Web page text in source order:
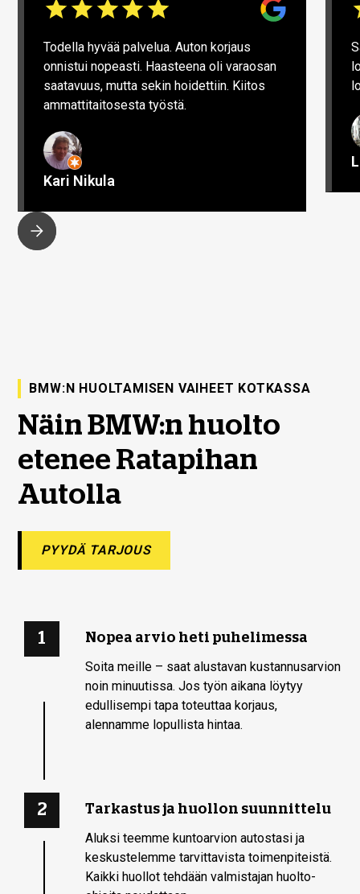
Todella hyvää palvelua. Auton korjaus
onnistui nopeasti. Haasteena oli varaosan
saatavuus, mutta sekin hoidettiin. Kiitos
ammattitaitosesta työstä.
Kari Nikula
BMW:N HUOLTAMISEN VAIHEET KOTKASSA
Näin BMW:n huolto
etenee Ratapihan
Autolla
PYYDÄ TARJOUS
1 Nopea arvio heti puhelimessa
Soita meille – saat alustavan kustannusarvion
noin minuutissa. Jos työn aikana löytyy
edullisempi tapa toteuttaa korjaus,
alennamme lopullista hintaa.
2 Tarkastus ja huollon suunnittelu
Aluksi teemme kuntoarvion autostasi ja
keskustelemme tarvittavista toimenpiteistä.
Kaikki huollot tehdään valmistajan huolto-